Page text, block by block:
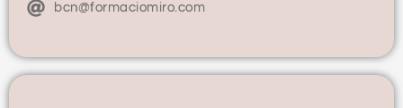
bcn@formaciomiro.com